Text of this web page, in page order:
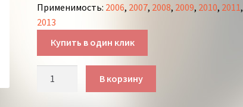
Применимость: 2006, 2007, 2008, 2009, 2010, 2011,
2013
Купить в один клик
В корзину